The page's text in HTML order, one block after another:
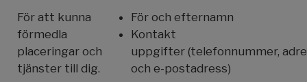
För att kunna
förmedla
placeringar och
tjänster till dig.
För och efternamn
Kontakt
uppgifter (telefonnummer,
och e-postadress)